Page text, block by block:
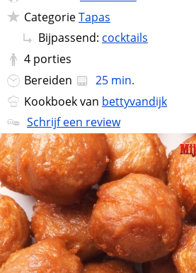
CategorieTapas
Bijpassend: cocktails
4 porties
Bereiden
25 min.
Kookboek van bettyvandijk
Schrijf een review